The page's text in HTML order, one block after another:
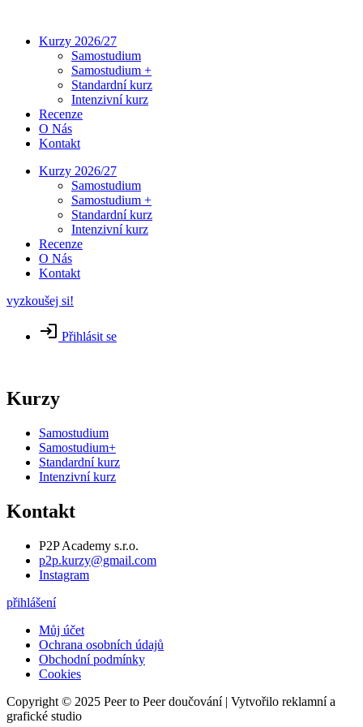
obsahuKurzy 2026/27
Samostudium
Samostudium +
Standardní kurz
Intenzivní kurz
Recenze
O Nás
Kontakt
Kurzy 2026/27
Samostudium
Samostudium +
Standardní kurz
Intenzivní kurz
Recenze
O Nás
Kontakt
vyzkoušej si!
Přihlásit se
Kurzy
Samostudium
Samostudium+
Standardní kurz
Intenzivní kurz
Kontakt
P2P Academy s.r.o.
p2p.kurzy@gmail.com
Instagram
přihlášení
Můj účet
Ochrana osobních údajů
Obchodní podmínky
Cookies
Copyright © 2025 Peer to Peer doučování | Vytvořilo reklamní a
grafické studio